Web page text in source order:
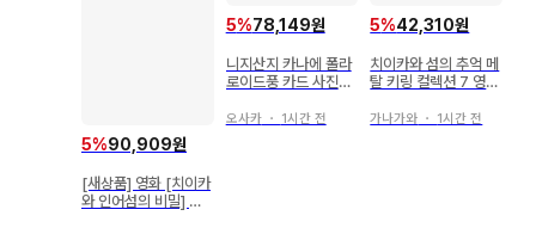
5%90,909원
[새상품] 영화 [치이카
와 인어섬의 비밀] 세
5%78,149원
니지산지 카나에 폴라
로이드풍 카드 사진풍
세트
오사카・ 1시간 전
5%42,310원
치이카와 섬의 추억 메
탈 키링 컬렉션 7 영원
가나가와 ・ 1시간 전